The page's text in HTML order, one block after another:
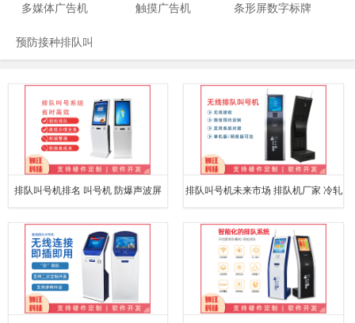
多媒体广告机 触摸广告机 条形屏数字标牌
预防接种排队叫
排队叫号机排名 叫号机 防爆声波屏 排队叫号机未来市场 排队机厂家 冷轧